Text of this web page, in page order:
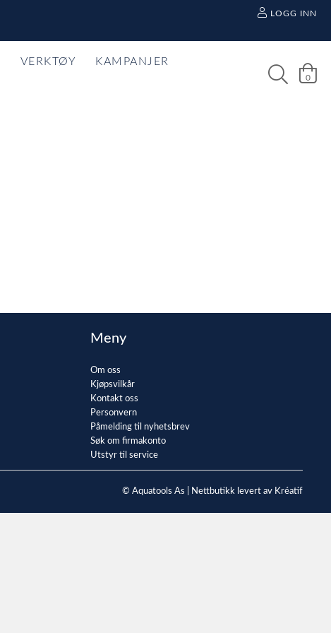
LOGG INN
VERKTØY KAMPANJER
0
Meny
Om oss
Kjøpsvilkår
Kontakt oss
Personvern
Påmelding til nyhetsbrev
Søk om firmakonto
Utstyr til service
© Aquatools As | Nettbutikk levert av Kréatif